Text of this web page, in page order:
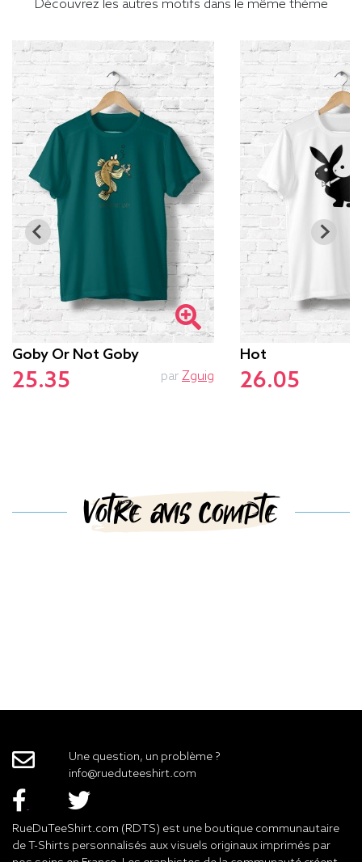
Découvrez les autres motifs dans le même thème
Goby Or Not Goby
25.35 par Zguig
Hot
26.05
Votre avis compte
Une question, un problème ?
info@rueduteeshirt.com
RueDuTeeShirt.com (RDTS) est une boutique communautaire
de T-Shirts personnalisés aux visuels originaux imprimés par